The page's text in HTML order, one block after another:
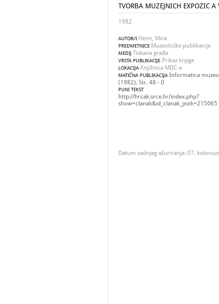
TVORBA MUZEJNICH EXPOZIC A
1982
AUTOR/I Heim, Mira
PREDMETNICE Muzeološke publikacije
MEDIJ Tiskana građa
VRSTA PUBLIKACIJE Prikaz knjige
LOKACIJA Knjižnica MDC-a
MATIČNA PUBLIKACIJA Informatica
(1982). Str. 48 - 0
PUNI TEKST
http://hrcak.srce.hr/index.php?
show=clanak&id_clanak_jezik=215065
Datum zadnjeg ažuriranja: 07.